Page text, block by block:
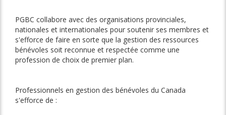
PGBC collabore avec des organisations provinciales,
nationales et internationales pour soutenir ses membres et
s'efforce de faire en sorte que la gestion des ressources
bénévoles soit reconnue et respectée comme une
profession de choix de premier plan.
Professionnels en gestion des bénévoles du Canada
s'efforce de :